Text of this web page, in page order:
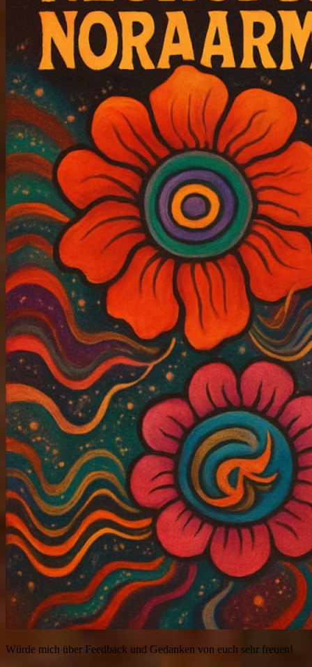
Würde mich über Feedback und Gedanken von euch sehr freuen!